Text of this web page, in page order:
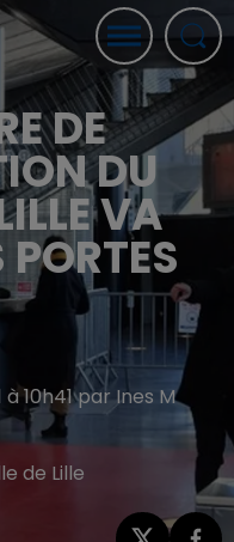
DE
DU
VA
PORTES
10h41 par Ines M
de Lille